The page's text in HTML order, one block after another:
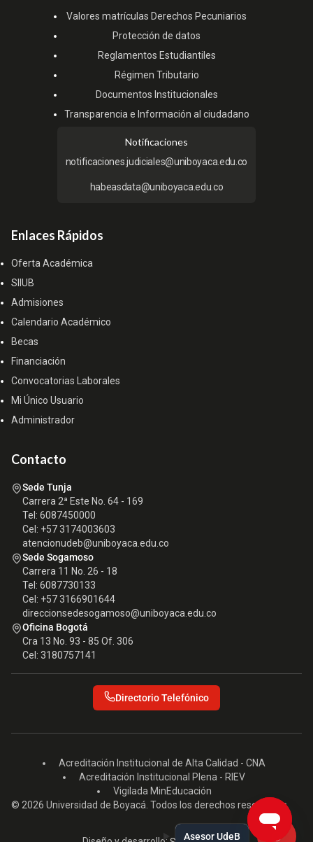
Valores matrículas Derechos Pecuniarios
Protección de datos
Reglamentos Estudiantiles
Régimen Tributario
Documentos Institucionales
Transparencia e Información al ciudadano
Notificaciones
notificaciones.judiciales@uniboyaca.edu.co
habeasdata@uniboyaca.edu.co
Enlaces Rápidos
Oferta Académica
SIIUB
Admisiones
Calendario Académico
Becas
Financiación
Convocatorias Laborales
Mi Único Usuario
Administrador
Contacto
Sede Tunja
Carrera 2ª Este No. 64 - 169
Tel: 6087450000
Cel: +57 3174003603
atencionudeb@uniboyaca.edu.co
Sede Sogamoso
Carrera 11 No. 26 - 18
Tel: 6087730133
Cel: +57 3166901644
direccionsedesogamoso@uniboyaca.edu.co
Oficina Bogotá
Cra 13 No. 93 - 85 Of. 306
Cel: 3180757141
Directorio Telefónico
Acreditación Institucional de Alta Calidad - CNA
Acreditación Institucional Plena - RIEV
Vigilada MinEducación
© 2026 Universidad de Boyacá. Todos los derechos reservados.
Asesor UdeB